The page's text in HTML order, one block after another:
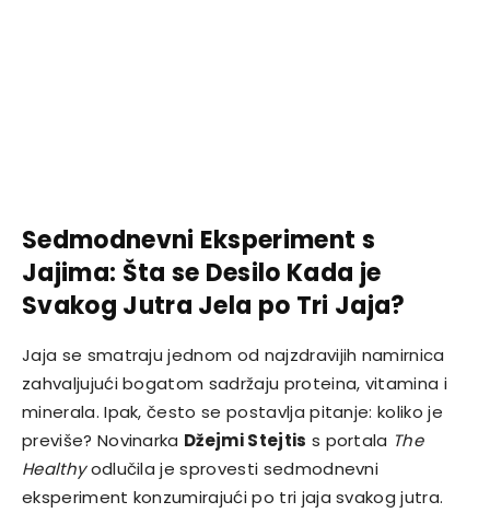
Sedmodnevni Eksperiment s
Jajima: Šta se Desilo Kada je
Svakog Jutra Jela po Tri Jaja?
Jaja se smatraju jednom od najzdravijih namirnica
zahvaljujući bogatom sadržaju proteina, vitamina i
minerala. Ipak, često se postavlja pitanje: koliko je
previše? Novinarka Džejmi Stejtis s portala The
Healthyodlučila je sprovesti sedmodnevni
eksperiment konzumirajući po tri jaja svakog jutra.